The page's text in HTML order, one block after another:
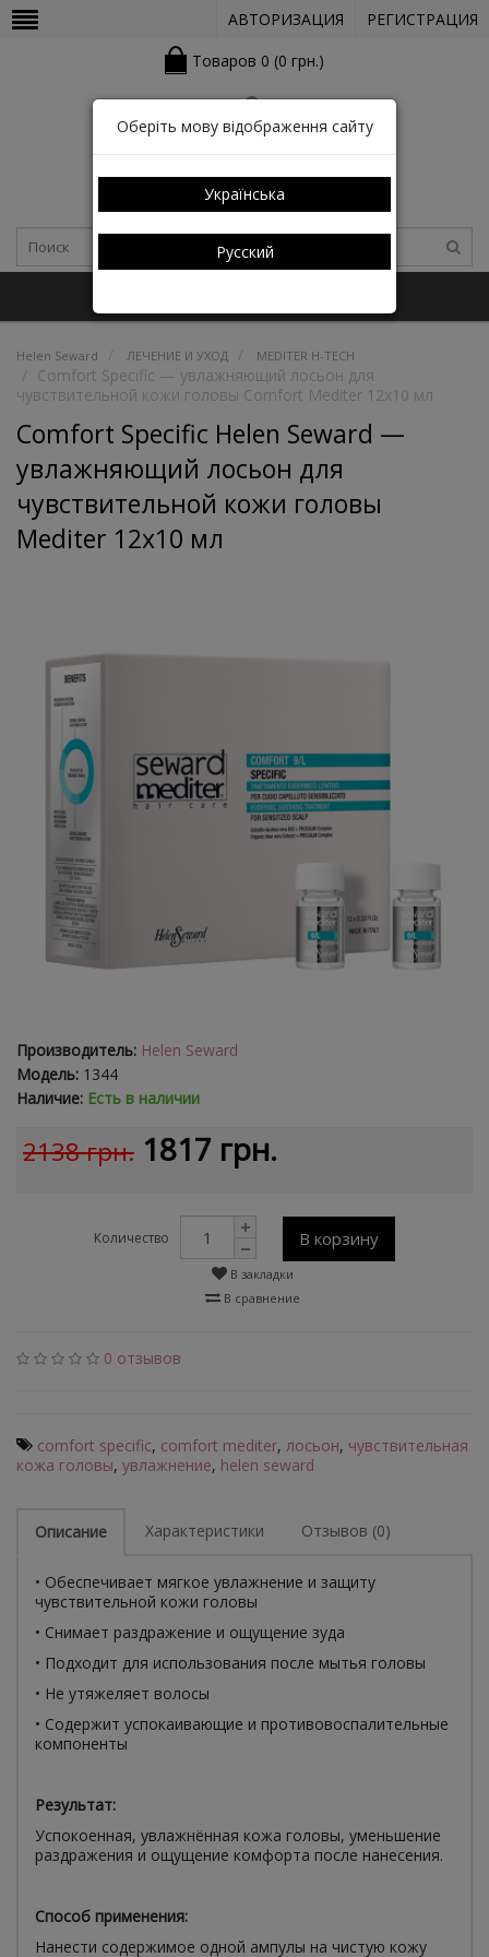
АВТОРИЗАЦИЯ
РЕГИСТРАЦИЯ
Товаров 0 (0 грн.)
Helen Seward ЛЕЧЕНИЕ И УХОД MEDITER H-TECH
Comfort Specific — увлажняющий лосьон для
чувствительной кожи головы Comfort Mediter 12х10 мл
Comfort Specific Helen Seward —
увлажняющий лосьон для
чувствительной кожи головы
Mediter 12х10 мл
Производитель: Helen Seward
Модель: 1344
Наличие: Есть в наличии
2138 грн. 1817 грн.
Количество В корзину
В закладки
В сравнение
0 отзывов
comfort specific, comfort mediter, лосьон, чувствительная
кожа головы, увлажнение, helen seward
Описание Характеристики Отзывов (0)
• Обеспечивает мягкое увлажнение и защиту
чувствительной кожи головы
• Снимает раздражение и ощущение зуда
• Подходит для использования после мытья головы
• Не утяжеляет волосы
• Содержит успокаивающие и противовоспалительные
компоненты
Результат:
Успокоенная, увлажнённая кожа головы, уменьшение
раздражения и ощущение комфорта после нанесения.
Способ применения:
Нанести содержимое одной ампулы на чистую кожу
Оберіть мову відображення сайту
Українська
Русский